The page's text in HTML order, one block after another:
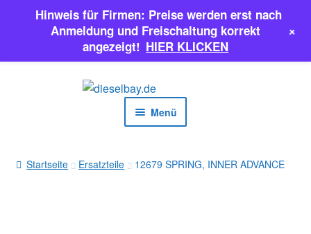
Menü
Startseite Ersatzteile 12679 SPRING, INNER ADVANCE
Hinweis für Firmen: Preise werden erst nach
Anmeldung und Freischaltung korrekt
angezeigt! HIER KLICKEN
+